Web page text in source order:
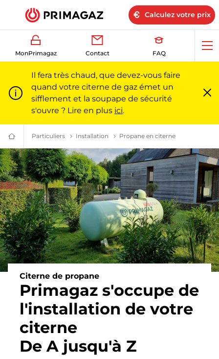
Calculez votre prix
MonPrimagaz Contact FAQ
Il fera très chaud, que devez-vous faire
quand votre citerne de gaz émet un
sifflement et la soupape de sécurité
s'ouvre ? Lire en plus ici.
Du
gaz
pour
particuliers
et
professionnels
|
Primagaz
Particuliers Le gaz propane pour les particuliers l Primagaz
Installation Une installation de gaz sur
Propane en citerne
Citerne de propane
Primagaz s'occupe de
l'installation de votre
citerne
De A jusqu'à Z